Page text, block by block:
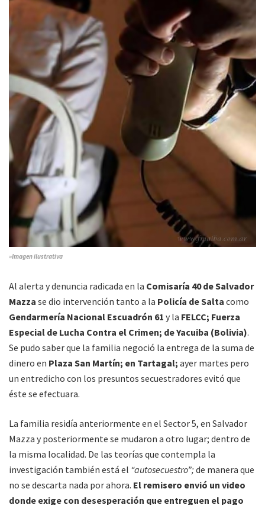
»Imagen ilustrativa
Al alerta y denuncia radicada en la Comisaría 40 de Salvador
Mazza se dio intervención tanto a la Policía de Salta como
Gendarmería Nacional Escuadrón 61 y la FELCC; Fuerza
Especial de Lucha Contra el Crimen; de Yacuiba (Bolivia).
Se pudo saber que la familia negoció la entrega de la suma de
dinero en Plaza San Martín; en Tartagal; ayer martes pero
un entredicho con los presuntos secuestradores evitó que
éste se efectuara.
La familia residía anteriormente en el Sector 5, en Salvador
Mazza y posteriormente se mudaron a otro lugar; dentro de
la misma localidad. De las teorías que contempla la
investigación también está el “autosecuestro”; de manera que
no se descarta nada por ahora. El remisero envió un video
donde exige con desesperación que entreguen el pago